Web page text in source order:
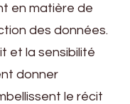
en matière de
des données.
et la sensibilité
donner
le récit